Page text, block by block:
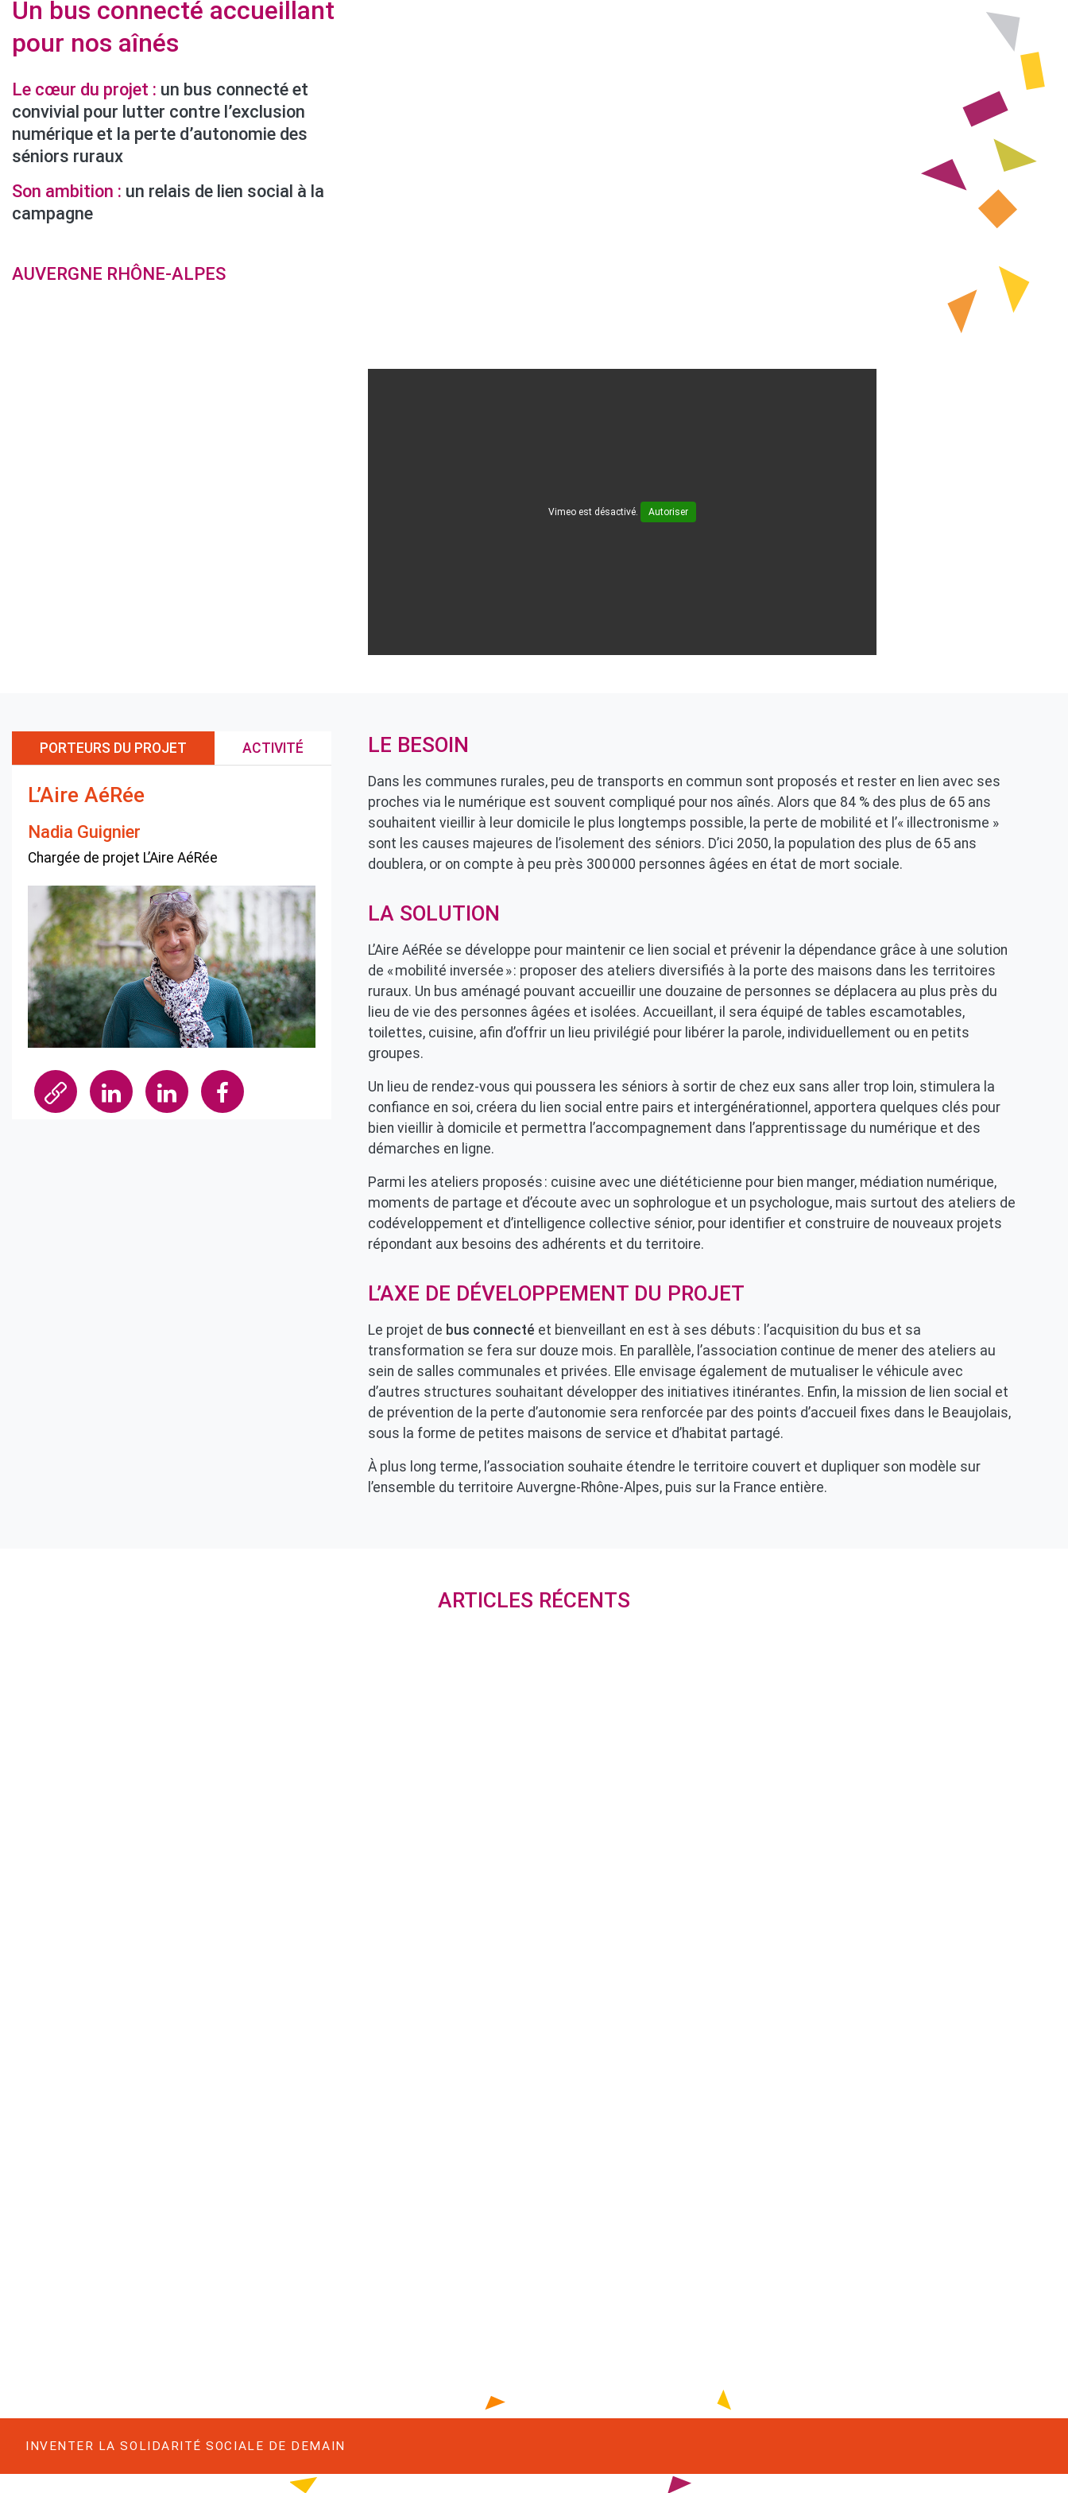
Un bus connecté accueillant
pour nos aînés
Le cœur du projet : un bus connecté et
convivial pour lutter contre l’exclusion
numérique et la perte d’autonomie des
séniors ruraux
Son ambition : un relais de lien social à la
campagne
AUVERGNE RHÔNE-ALPES
Vimeo est désactivé. Autoriser
PORTEURS DU PROJET ACTIVITÉ
L’Aire AéRée
Nadia Guignier
Chargée de projet L’Aire AéRée
LE BESOIN
Dans les communes rurales, peu de transports en commun sont proposés et rester en lien avec ses
proches via le numérique est souvent compliqué pour nos aînés. Alors que 84 % des plus de 65 ans
souhaitent vieillir à leur domicile le plus longtemps possible, la perte de mobilité et l’« illectronisme »
sont les causes majeures de l’isolement des séniors. D’ici 2050, la population des plus de 65 ans
doublera, or on compte à peu près 300 000 personnes âgées en état de mort sociale.
LA SOLUTION
L’Aire AéRée se développe pour maintenir ce lien social et prévenir la dépendance grâce à une solution
de « mobilité inversée » : proposer des ateliers diversifiés à la porte des maisons dans les territoires
ruraux. Un bus aménagé pouvant accueillir une douzaine de personnes se déplacera au plus près du
lieu de vie des personnes âgées et isolées. Accueillant, il sera équipé de tables escamotables,
toilettes, cuisine, afin d’offrir un lieu privilégié pour libérer la parole, individuellement ou en petits
groupes.
Un lieu de rendez-vous qui poussera les séniors à sortir de chez eux sans aller trop loin, stimulera la
confiance en soi, créera du lien social entre pairs et intergénérationnel, apportera quelques clés pour
bien vieillir à domicile et permettra l’accompagnement dans l’apprentissage du numérique et des
démarches en ligne.
Parmi les ateliers proposés : cuisine avec une diététicienne pour bien manger, médiation numérique,
moments de partage et d’écoute avec un sophrologue et un psychologue, mais surtout des ateliers de
codéveloppement et d’intelligence collective sénior, pour identifier et construire de nouveaux projets
répondant aux besoins des adhérents et du territoire.
L’AXE DE DÉVELOPPEMENT DU PROJET
Le projet de bus connecté et bienveillant en est à ses débuts : l’acquisition du bus et sa
transformation se fera sur douze mois. En parallèle, l’association continue de mener des ateliers au
sein de salles communales et privées. Elle envisage également de mutualiser le véhicule avec
d’autres structures souhaitant développer des initiatives itinérantes. Enfin, la mission de lien social et
de prévention de la perte d’autonomie sera renforcée par des points d’accueil fixes dans le Beaujolais,
sous la forme de petites maisons de service et d’habitat partagé.
À plus long terme, l’association souhaite étendre le territoire couvert et dupliquer son modèle sur
l’ensemble du territoire Auvergne-Rhône-Alpes, puis sur la France entière.
ARTICLES RÉCENTS
INVENTER LA SOLIDARITÉ SOCIALE DE DEMAIN